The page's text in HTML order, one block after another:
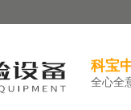
科宝
全心全